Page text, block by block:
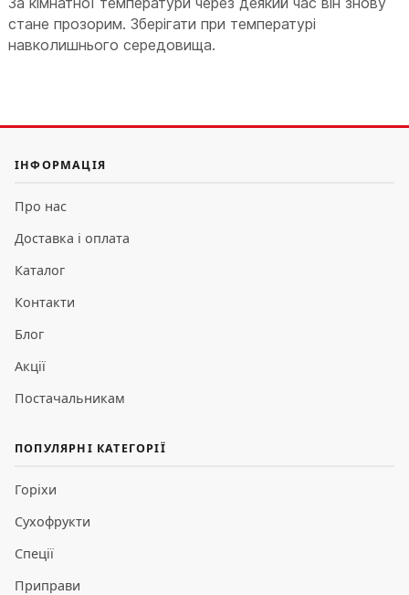
стане прозорим. Зберігати при температурі
навколишнього середовища.
ІНФОРМАЦІЯ
Про нас
Доставка і оплата
Каталог
Контакти
Блог
Акції
Постачальникам
ПОПУЛЯРНІ КАТЕГОРІЇ
Горіхи
Сухофрукти
Спеції
Приправи